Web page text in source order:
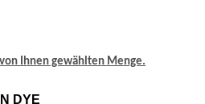
Ihnen gewählten Menge.
DYE